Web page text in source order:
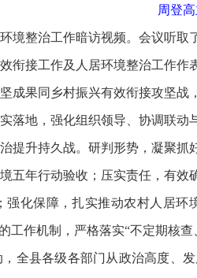
周登
整治工作暗访视频。会议听取
衔接工作及人居环境整治工作作
果同乡村振兴有效衔接攻坚战
落地，强化组织领导、协调联动
升持久战。研判形势，凝聚抓
五年行动验收；压实责任，有
化保障，扎实推动农村人居
工作机制，严格落实“不定期核查
县各级各部门从政治高度、发